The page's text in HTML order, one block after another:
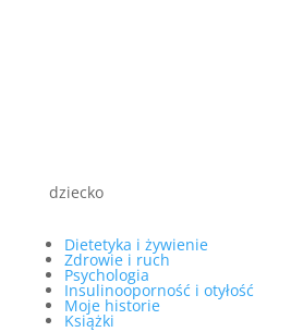
dziecko
Dietetyka i żywienie
Zdrowie i ruch
Psychologia
Insulinooporność i otyłość
Moje historie
Książki